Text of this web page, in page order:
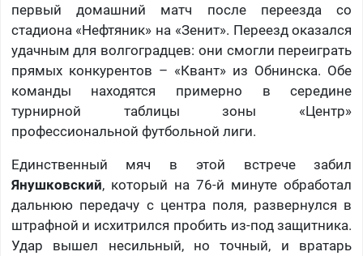
первый домашний матч после переезда со
стадиона «Нефтяник» на «Зенит». Переезд оказался
удачным для волгоградцев: они смогли переиграть
прямых конкурентов – «Квант» из Обнинска. Обе
команды находятся примерно в середине
турнирной таблицы зоны «Центр»
профессиональной футбольной лиги.
Единственный мяч в этой встрече забил
Янушковский, который на 76-й минуте обработал
дальнюю передачу с центра поля, развернулся в
штрафной и исхитрился пробить из-под защитника.
Удар вышел несильный, но точный, и вратарь